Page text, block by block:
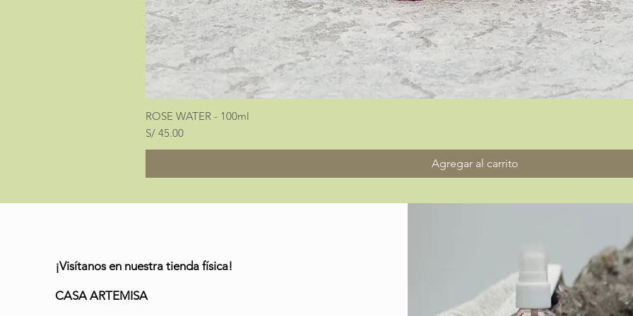
ROSE WATER - 100ml
Precio
S/ 45.00
Agregar al carrito
¡Visítanos en nuestra tienda física!
CASA ARTEMISA